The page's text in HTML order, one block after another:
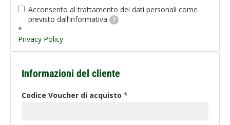
Acconsento al trattamento dei dati personali come
previsto dall’informativa
?
*
Privacy Policy
Informazioni del cliente
Codice Voucher di acquisto *